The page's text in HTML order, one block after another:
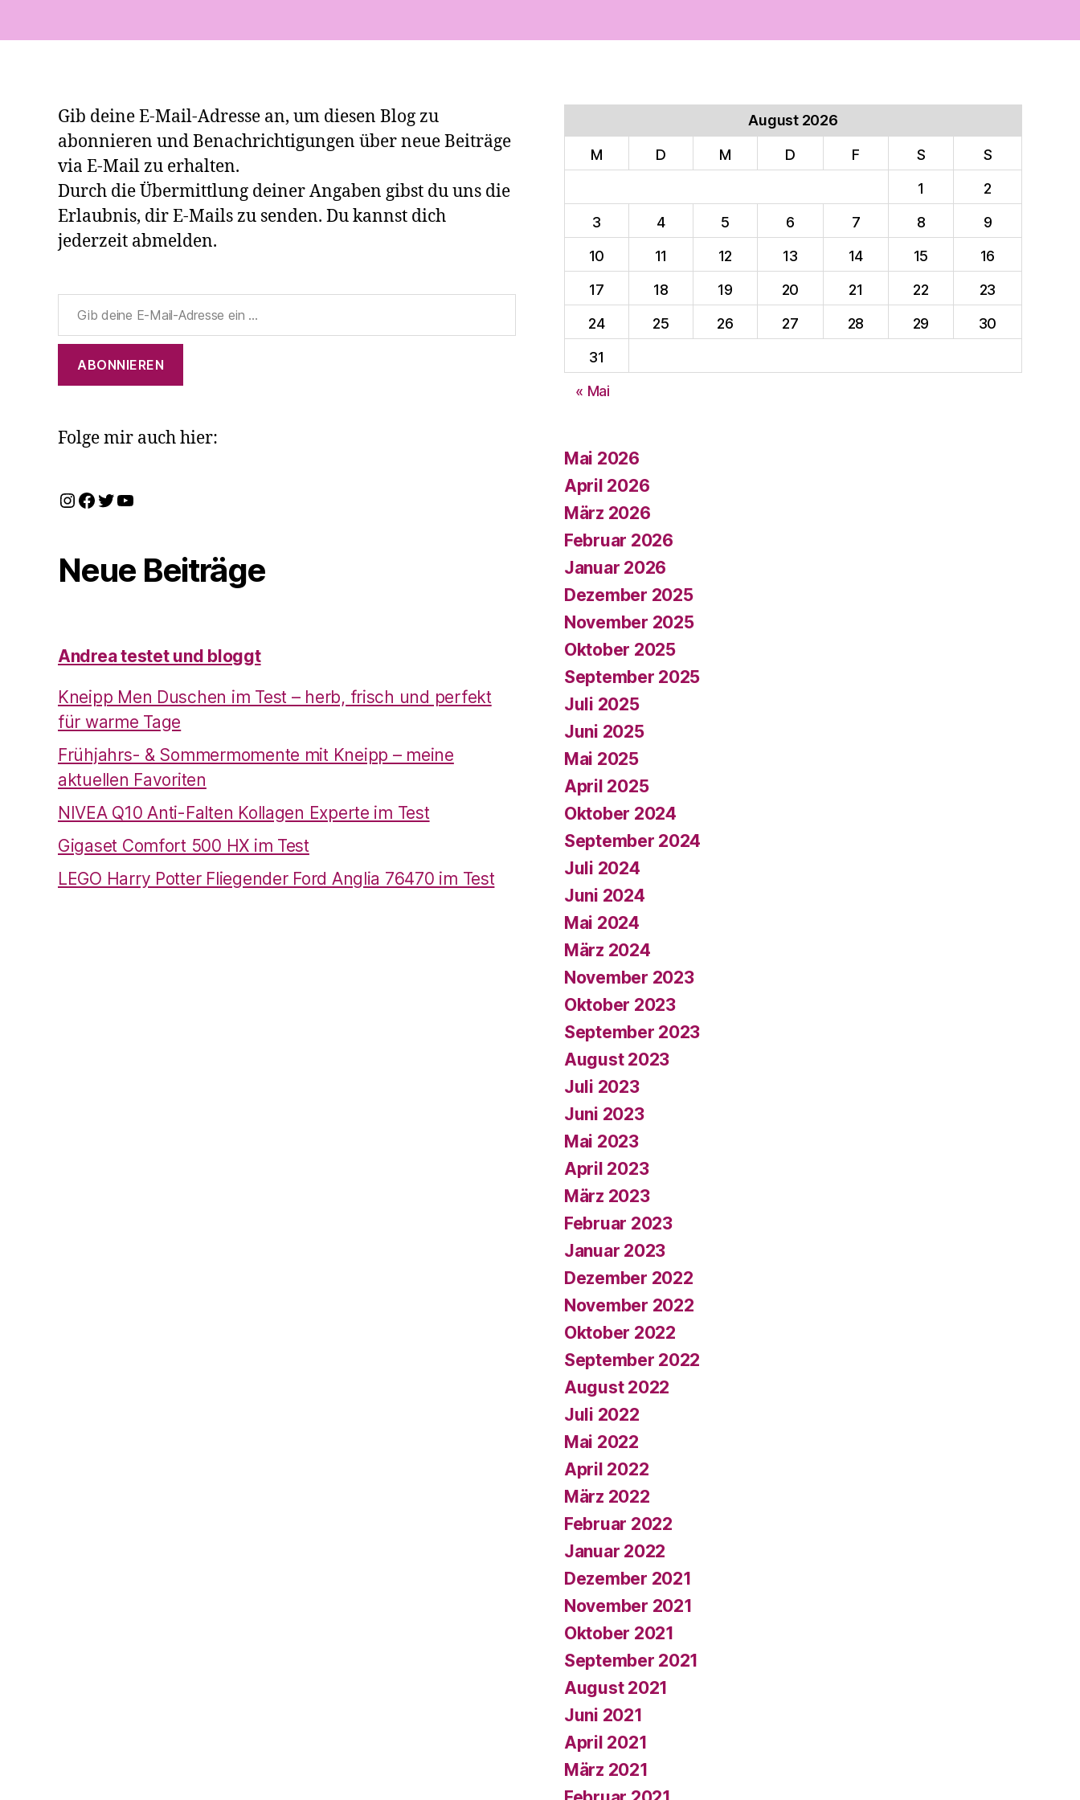
Gib deine E-Mail-Adresse an, um diesen Blog zu
abonnieren und Benachrichtigungen über neue Beiträge
via E-Mail zu erhalten.
Durch die Übermittlung deiner Angaben gibst du uns die
Erlaubnis, dir E-Mails zu senden. Du kannst dich
jederzeit abmelden.
Gib deine E-Mail-Adresse ein ...
ABONNIEREN
Folge mir auch hier:
Instagram
Facebook
Twitter
YouTube
Neue Beiträge
Andrea testet und bloggt
Kneipp Men Duschen im Test – herb, frisch und perfekt
für warme Tage
Frühjahrs- & Sommermomente mit Kneipp – meine
aktuellen Favoriten
NIVEA Q10 Anti-Falten Kollagen Experte im Test
Gigaset Comfort 500 HX im Test
LEGO Harry Potter Fliegender Ford Anglia 76470 im Test
August 2026
M D M D F S
S
1
2
3
4 5 6 7 8
9
10
11 12 13 14 15
16
17
18 19 20 21 22
23
24
25 26 27 28 29
30
31
« Mai
Mai 2026
April 2026
März 2026
Februar 2026
Januar 2026
Dezember 2025
November 2025
Oktober 2025
September 2025
Juli 2025
Juni 2025
Mai 2025
April 2025
Oktober 2024
September 2024
Juli 2024
Juni 2024
Mai 2024
März 2024
November 2023
Oktober 2023
September 2023
August 2023
Juli 2023
Juni 2023
Mai 2023
April 2023
März 2023
Februar 2023
Januar 2023
Dezember 2022
November 2022
Oktober 2022
September 2022
August 2022
Juli 2022
Mai 2022
April 2022
März 2022
Februar 2022
Januar 2022
Dezember 2021
November 2021
Oktober 2021
September 2021
August 2021
Juni 2021
April 2021
März 2021